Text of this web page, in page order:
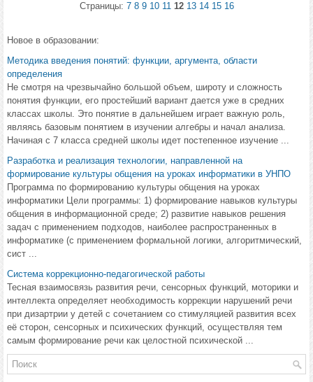
Страницы: 7 8 9 10 11 12 13 14 15 16
Новое в образовании:
Методика введения понятий: функции, аргумента, области
определения
Не смотря на чрезвычайно большой объем, широту и сложность
понятия функции, его простейший вариант дается уже в средних
классах школы. Это понятие в дальнейшем играет важную роль,
являясь базовым понятием в изучении алгебры и начал анализа.
Начиная с 7 класса средней школы идет постепенное изучение ...
Разработка и реализация технологии, направленной на
формирование культуры общения на уроках информатики в УНПО
Программа по формированию культуры общения на уроках
информатики Цели программы: 1) формирование навыков культуры
общения в информационной среде; 2) развитие навыков решения
задач с применением подходов, наиболее распространенных в
информатике (с применением формальной логики, алгоритмический,
сист ...
Система коррекционно-педагогической работы
Тесная взаимосвязь развития речи, сенсорных функций, моторики и
интеллекта определяет необходимость коррекции нарушений речи
при дизартрии у детей с сочетанием со стимуляцией развития всех
её сторон, сенсорных и психических функций, осуществляя тем
самым формирование речи как целостной психической ...